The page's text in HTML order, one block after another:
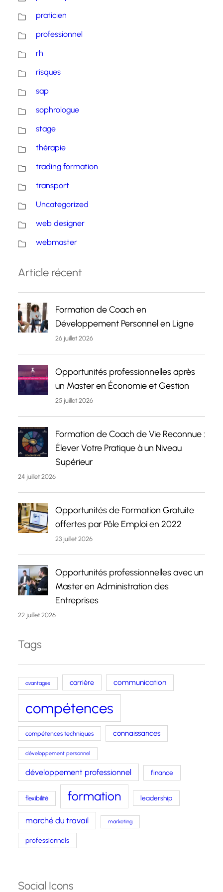
praticien
professionnel
rh
risques
sap
sophrologue
stage
thérapie
trading formation
transport
Uncategorized
web designer
webmaster
Article récent
Formation de Coach en
Développement Personnel en Ligne
26 juillet 2026
Opportunités professionnelles après
un Master en Économie et Gestion
25 juillet 2026
Formation de Coach de Vie Reconnue :
Élever Votre Pratique à un Niveau
Supérieur
24 juillet 2026
Opportunités de Formation Gratuite
offertes par Pôle Emploi en 2022
23 juillet 2026
Opportunités professionnelles avec un
Master en Administration des
Entreprises
22 juillet 2026
Tags
avantages carrière communication
compétences
compétences techniques connaissances
développement personnel
développement professionnel finance
flexibilité formation leadership
marché du travail marketing
professionnels
Social Icons